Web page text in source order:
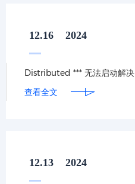
12.16 2024
Distributed *** 无法启动解决
查看全文
12.13 2024